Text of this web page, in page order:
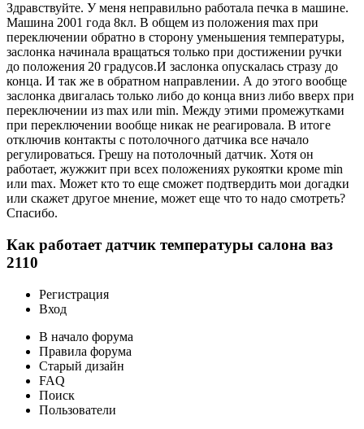
Здравствуйте. У меня неправильно работала печка в машине.
Машина 2001 года 8кл. В общем из положения max при
переключении обратно в сторону уменьшения температуры,
заслонка начинала вращаться только при достижении ручки
до положения 20 градусов.И заслонка опускалась стразу до
конца. И так же в обратном направлении. А до этого вообще
заслонка двигалась только либо до конца вниз либо вверх при
переключении из max или min. Между этими промежутками
при переключении вообще никак не реагировала. В итоге
отключив контакты с потолочного датчика все начало
регулироваться. Грешу на потолочный датчик. Хотя он
работает, жужжит при всех положениях рукоятки кроме min
или max. Может кто то еще сможет подтвердить мои догадки
или скажет другое мнение, может еще что то надо смотреть?
Спасибо.
Как работает датчик температуры салона ваз
2110
Регистрация
Вход
В начало форума
Правила форума
Старый дизайн
FAQ
Поиск
Пользователи